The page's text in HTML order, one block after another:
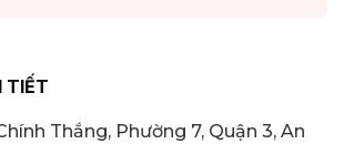
TIẾT
Thắng, Phường 7, Quận 3, An